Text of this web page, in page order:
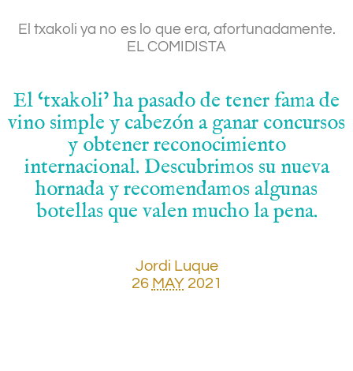
El txakoli ya no es lo que era, afortunadamente.
EL COMIDISTA
El ‘txakoli’ ha pasado de tener fama de
vino simple y cabezón a ganar concursos
y obtener reconocimiento
internacional. Descubrimos su nueva
hornada y recomendamos algunas
botellas que valen mucho la pena.
Jordi Luque
26 MAY2021